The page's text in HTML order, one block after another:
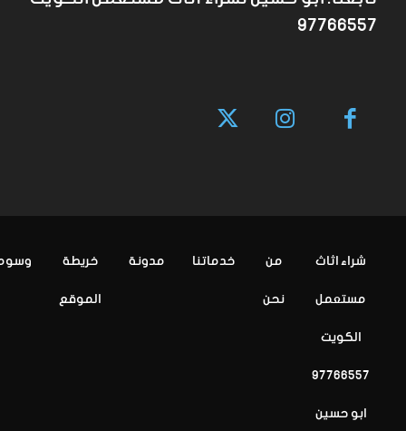
97766557
شراء اثاث
مستعمل
الكويت
97766557
ابو حسين
من
نحن
خدماتنا مدونة خريطة
الموقع